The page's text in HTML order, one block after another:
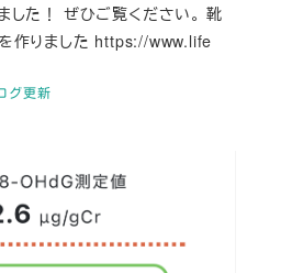
グ更新
した！ ぜひご覧ください。 靴
作りました https://www.life